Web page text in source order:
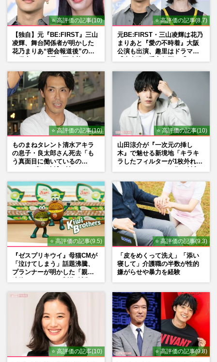
「親は成人した子どもの仕事に干渉すべ
き？」井内由佳が回答《神さまの幸福論》
続編
「親は成人した子どもの仕事に干渉すべ
き？」井内由佳が回答《神さまの幸福論》
週刊女性PRIME 2016/7/27
⭐ 高評価の記事(10)
【独自】元『BE:FIRST』三山
凌輝、舞台関係者が明かした
花乃まりあ“密会報道後”の呆
⭐ 高評価の記事(8.7)
元BE:FIRST・三山凌輝は花乃
まりあと『愛の不時着』大阪
公演も出演、趣里はドラマ
⭐ 高評価の記事(10)
ものまねタレント清水アキラ
の息子・良太郎さん死去「も
う真面目に働いているの
⭐ 高評価の記事(10)
山田涼介が『一次元の挿し
木』で魅せる新境地「キラキ
ラしたフィルターが1枚外れて
⭐ 高評価の記事(9.5)
『ゼスプリキウイ』母猫CMが
「泣けてしまう」話題沸騰、
プランナーが明かした「親に
⭐ 高評価の記事(9.3)
「皮をめくって洗え」「添い
寝して」介護職の半数が性的
嫌がらせや暴力を経験
⭐ 高評価の記事(10) ⭐ 高評価の記事(9.8)